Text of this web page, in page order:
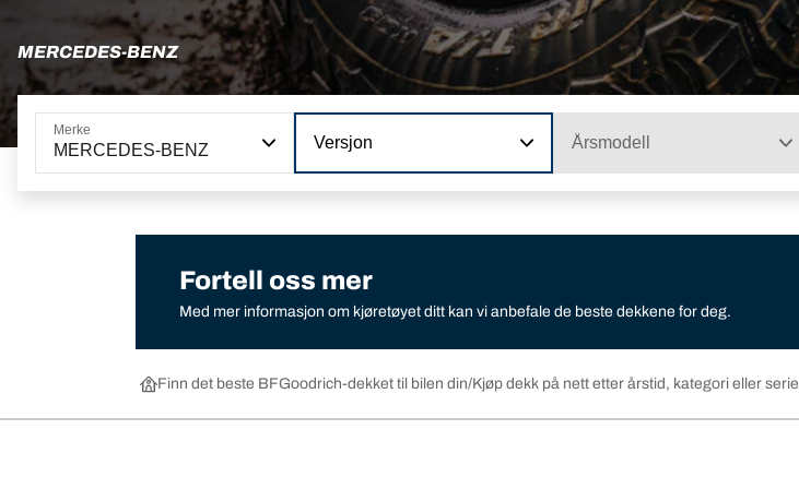
MERCEDES-BENZ
Merke
MERCEDES-BENZ Versjon Årsmodell
Fortell oss mer
Med mer informasjon om kjøretøyet ditt kan vi anbefale de beste dekkene for deg.
Finn det beste BFGoodrich-dekket til bilen din Kjøp dekk på nett etter årstid, kategori eller serie